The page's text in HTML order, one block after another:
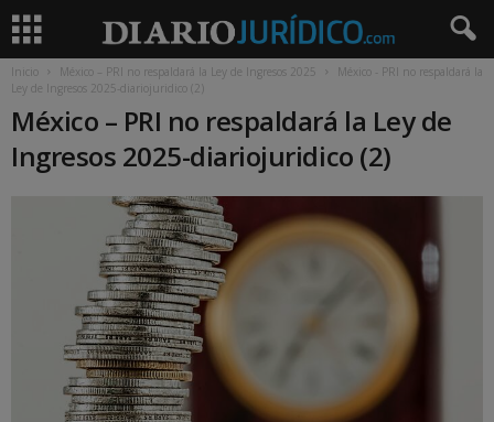
Inicio México – PRI no respaldará la Ley de Ingresos 2025
México - PRI no respaldará la
Ley de Ingresos 2025-diariojuridico (2)
México – PRI no respaldará la Ley de
Ingresos 2025-diariojuridico (2)